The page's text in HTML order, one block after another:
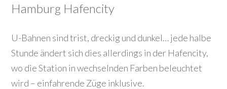
Hamburg Hafencity
U-Bahnen sind trist, dreckig und dunkel… jede halbe
Stunde ändert sich dies allerdings in der Hafencity,
wo die Station in wechselnden Farben beleuchtet
wird – einfahrende Züge inklusive.